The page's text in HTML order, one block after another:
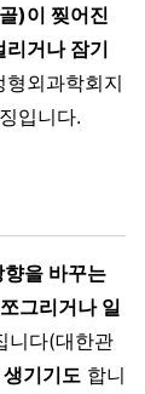
)이 찢어진
리거나 잠기
외과학회지
입니다.
을 바꾸는
그리거나 일
니다(대한관
기기도 합니